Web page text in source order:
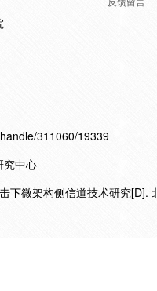
311060/19339
究中心
下微架构侧信道技术研究[D].